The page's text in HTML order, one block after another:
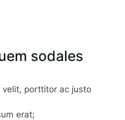
sodales
velit, porttitor ac justo
erat;